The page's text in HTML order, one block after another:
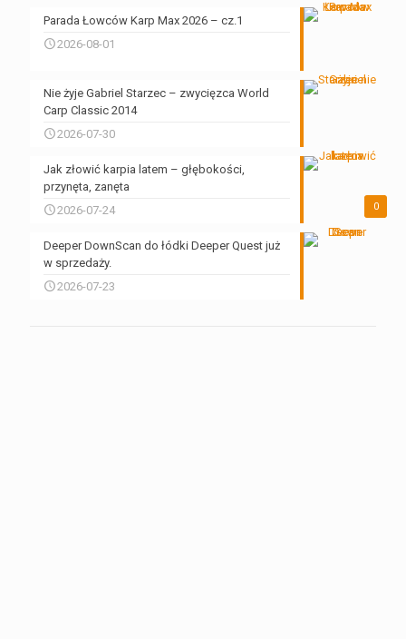
Parada Łowców Karp Max 2026 – cz.1
2026-08-01
Nie żyje Gabriel Starzec – zwycięzca World
Carp Classic 2014
2026-07-30
0
Jak złowić karpia latem – głębokości,
przynęta, zanęta
2026-07-24
Deeper DownScan do łódki Deeper Quest już
w sprzedaży.
2026-07-23